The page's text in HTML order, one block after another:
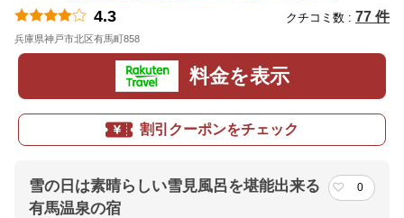
4.3 クチコミ数 : 77 件
兵庫県神戸市北区有馬町858
料金を表示
割引クーポンをチェック
雪の日は素晴らしい雪見風呂を堪能出来る
有馬温泉の宿
0